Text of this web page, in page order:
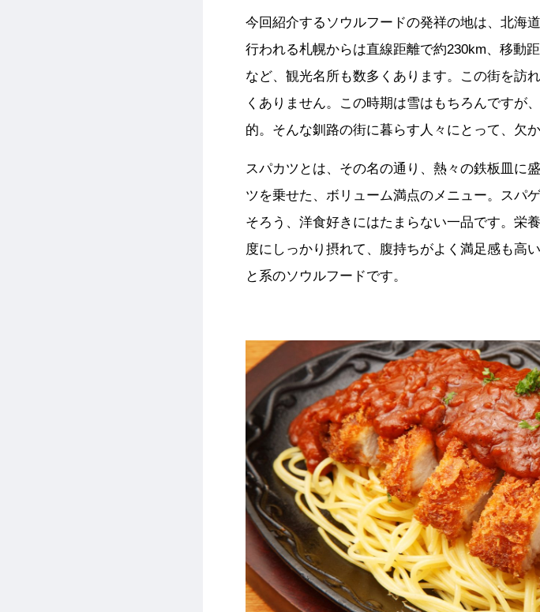
今回紹介するソウルフードの発祥の地は、北海
行われる札幌からは直線距離で約230km、移動
など、観光名所も数多くあります。この街を訪
くありません。この時期は雪はもちろんですが
的。そんな釧路の街に暮らす人々にとって、欠
スパカツとは、その名の通り、熱々の鉄板皿に
ツを乗せた、ボリューム満点のメニュー。スパ
そろう、洋食好きにはたまらない一品です。栄
度にしっかり摂れて、腹持ちがよく満足感も高
と系のソウルフードです。